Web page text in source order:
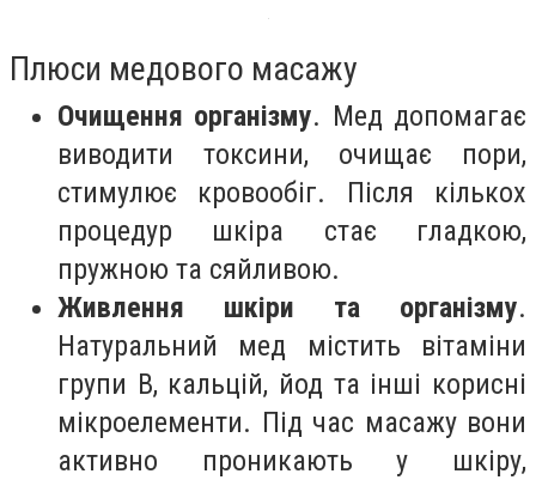
Плюси медового масажу
Очищення організму. Мед допомагає
виводити токсини, очищає пори,
стимулює кровообіг. Після кількох
процедур шкіра стає гладкою,
пружною та сяйливою.
Живлення шкіри та організму.
Натуральний мед містить вітаміни
групи B, кальцій, йод та інші корисні
мікроелементи. Під час масажу вони
активно проникають у шкіру,